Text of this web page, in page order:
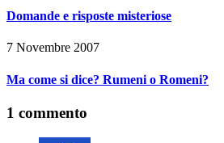
Domande e risposte misteriose
7 Novembre 2007
Ma come si dice? Rumeni o Romeni?
1 commento